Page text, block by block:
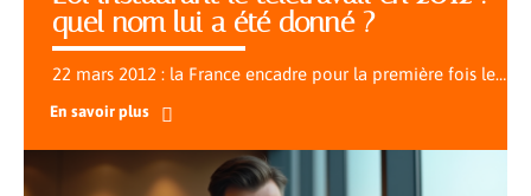
quel nom lui a été donné ?
22 mars 2012 : la France encadre pour la première fois le…
En savoir plus